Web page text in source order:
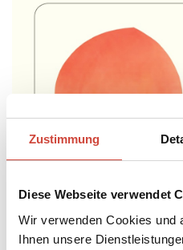
Zustimmung
Diese Webseite verwendet
Wir verwenden Cookies und
Ihnen unsere